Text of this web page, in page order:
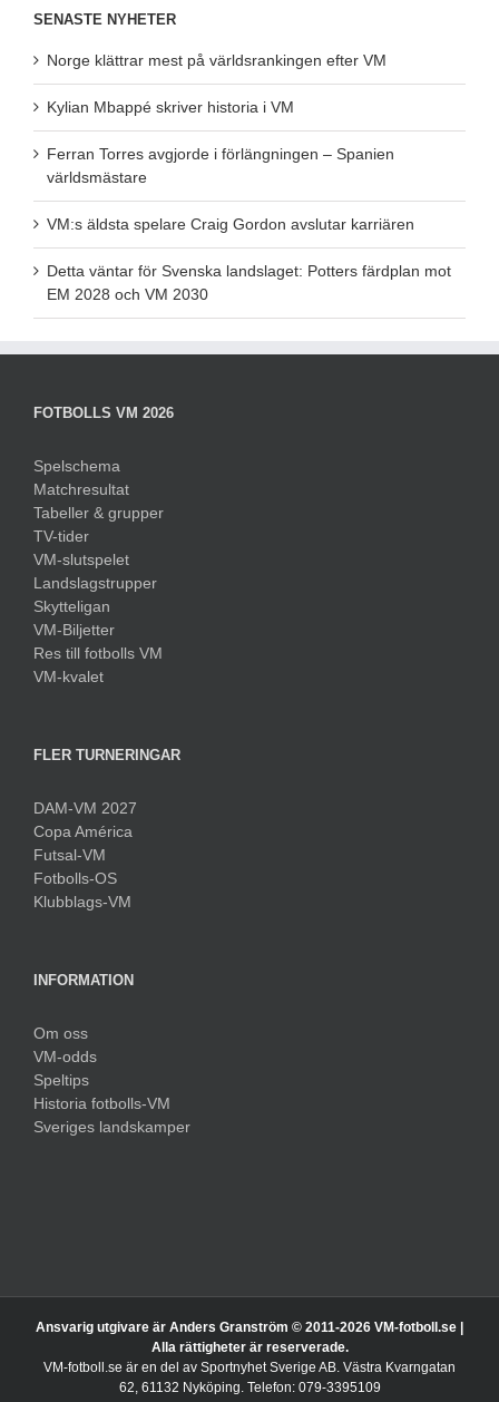
SENASTE NYHETER
Norge klättrar mest på världsrankingen efter VM
Kylian Mbappé skriver historia i VM
Ferran Torres avgjorde i förlängningen – Spanien
världsmästare
VM:s äldsta spelare Craig Gordon avslutar karriären
Detta väntar för Svenska landslaget: Potters färdplan mot
EM 2028 och VM 2030
FOTBOLLS VM 2026
Spelschema
Matchresultat
Tabeller & grupper
TV-tider
VM-slutspelet
Landslagstrupper
Skytteligan
VM-Biljetter
Res till fotbolls VM
VM-kvalet
FLER TURNERINGAR
DAM-VM 2027
Copa América
Futsal-VM
Fotbolls-OS
Klubblags-VM
INFORMATION
Om oss
VM-odds
Speltips
Historia fotbolls-VM
Sveriges landskamper
Ansvarig utgivare är Anders Granström © 2011-2026 VM-fotboll.se |
Alla rättigheter är reserverade.
VM-fotboll.se är en del av Sportnyhet Sverige AB. Västra Kvarngatan
62, 61132 Nyköping. Telefon: 079-3395109